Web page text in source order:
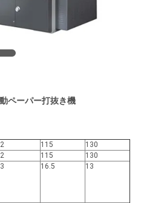
ペーパー打抜き機
115
130
115
130
16.5 13